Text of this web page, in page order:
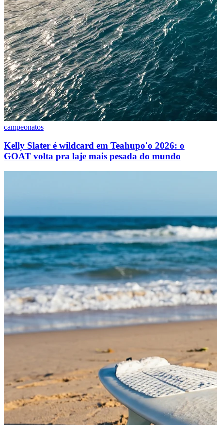
campeonatos
Kelly Slater é wildcard em Teahupo'o 2026: o
GOAT volta pra laje mais pesada do mundo